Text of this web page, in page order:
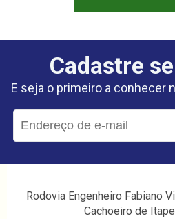
Cadastre
E seja o primeiro a conhecer
Rodovia Engenheiro Fabiano
Cachoeiro de